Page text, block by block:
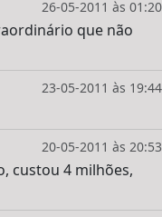
26-05-2011 às 01:20
que não
23-05-2011 às 19:44
20-05-2011 às 20:53
custou 4 milhões,